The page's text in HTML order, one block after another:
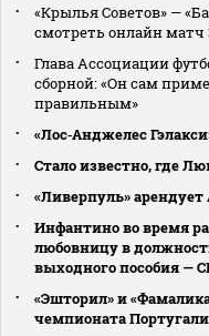
«Крылья Советов» —
смотреть онлайн матч
Глава Ассоциации
сборной: «Он сам
правильным»
«Лос‑Анджелес
Стало известно, где
«Ливерпуль»
Инфантино во время
любовницу в
выходного пособия —
«Эшторил» и
чемпионата